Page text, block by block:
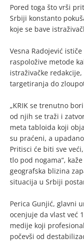
Pored toga što vrši
Srbiji konstanto
koje se bave
Vesna Radojević
raspoložive metode
istraživačke
targetiranja do
„KRIK se trenutno
od njih se traži i
meta tabloida koji
su praćeni, a
Pritisci će biti sve
tlo pod nogama“,
geografska blizina
situacija u Srbiji
Perica Gunjić, glavni
ocenjuje da vlast već
medije koji
počevši od